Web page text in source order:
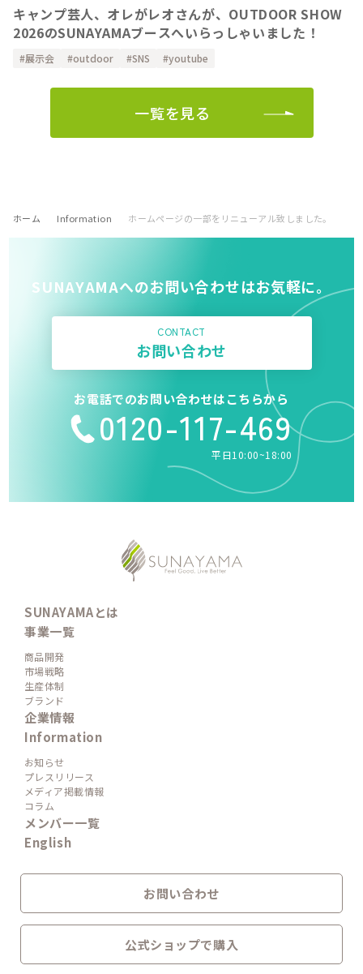
キャンプ芸人、オレがレオさんが、OUTDOOR SHOW
2026のSUNAYAMAブースへいらっしゃいました！
展示会 outdoor SNS youtube
一覧を見る
ホーム Information ホームページの一部をリニューアル致しました。
SUNAYAMAへのお問い合わせはお気軽に。
CONTACT
お問い合わせ
お電話でのお問い合わせはこちらから
0120-117-469
平日10:00~18:00
SUNAYAMAとは
事業一覧
商品開発
市場戦略
生産体制
ブランド
企業情報
Information
お知らせ
プレスリリース
メディア掲載情報
コラム
メンバー一覧
English
お問い合わせ
公式ショップで購入